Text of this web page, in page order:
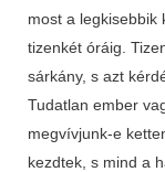
most a legkisebbik
tizenkét óráig.
sárkány, s azt
Tudatlan ember
megvívjunk-e
kezdtek, s mind a